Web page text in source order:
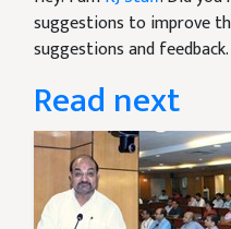
suggestions to improve
suggestions and feedback.
Read next